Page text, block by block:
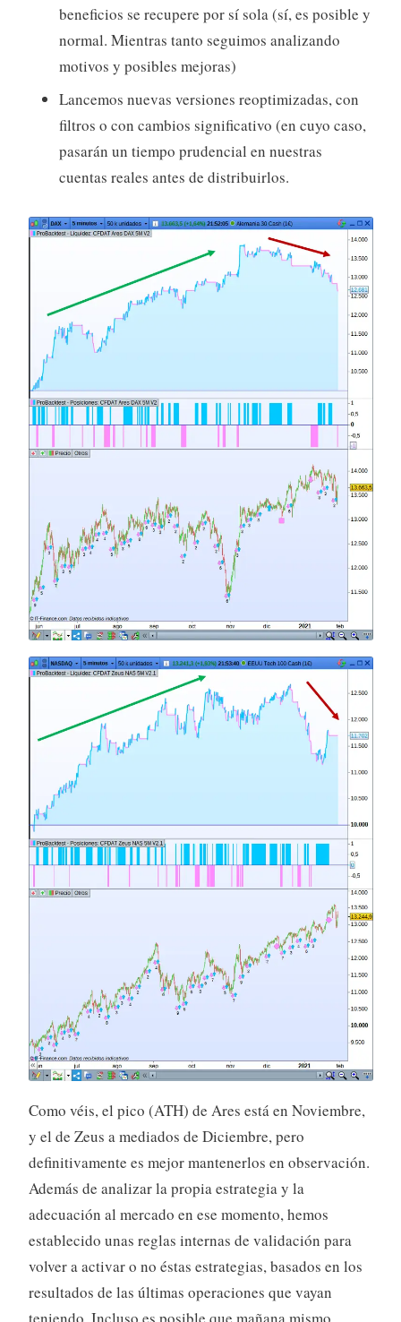
beneficios se recupere por sí sola (sí, es posible y
normal. Mientras tanto seguimos analizando
motivos y posibles mejoras)
Lancemos nuevas versiones reoptimizadas, con
filtros o con cambios significativo (en cuyo caso,
pasarán un tiempo prudencial en nuestras
cuentas reales antes de distribuirlos.
Como véis, el pico (ATH) de Ares está en Noviembre,
y el de Zeus a mediados de Diciembre, pero
definitivamente es mejor mantenerlos en observación.
Además de analizar la propia estrategia y la
adecuación al mercado en ese momento, hemos
establecido unas reglas internas de validación para
volver a activar o no éstas estrategias, basados en los
resultados de las últimas operaciones que vayan
teniendo. Incluso es posible que mañana mismo